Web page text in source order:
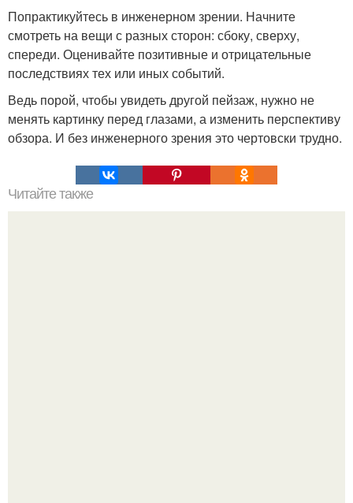
Попрактикуйтесь в инженерном зрении. Начните
смотреть на вещи с разных сторон: сбоку, сверху,
спереди. Оценивайте позитивные и отрицательные
последствиях тех или иных событий.
Ведь порой, чтобы увидеть другой пейзаж, нужно не
менять картинку перед глазами, а изменить перспективу
обзора. И без инженерного зрения это чертовски трудно.
Читайте также